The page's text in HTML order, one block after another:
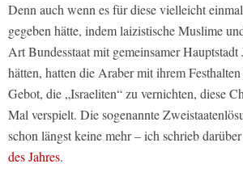
Denn auch wenn es für diese vielleicht
gegeben hätte, indem laizistische Muslime
Art Bundesstaat mit gemeinsamer Hauptstadt
hätten, hatten die Araber mit ihrem
Gebot, die „Israeliten“ zu vernichten, diese
Mal verspielt. Die sogenannte
schon längst keine mehr – ich schrieb
des Jahres.